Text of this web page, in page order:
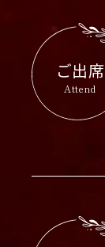
ご出席
Attend